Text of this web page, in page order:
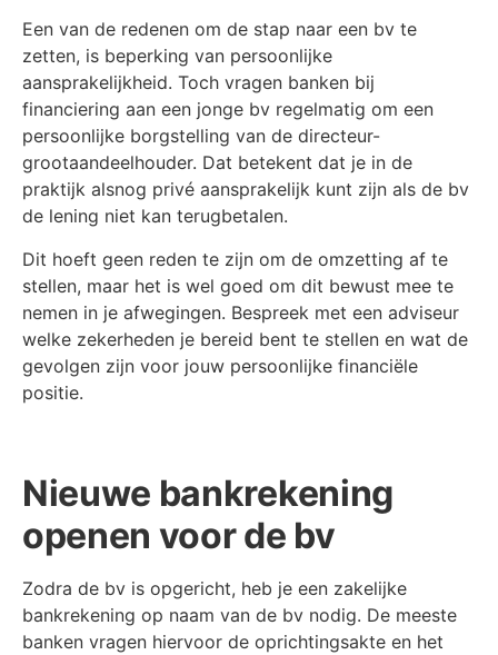
Een van de redenen om de stap naar een bv te
zetten, is beperking van persoonlijke
aansprakelijkheid. Toch vragen banken bij
financiering aan een jonge bv regelmatig om een
persoonlijke borgstelling van de directeur-
grootaandeelhouder. Dat betekent dat je in de
praktijk alsnog privé aansprakelijk kunt zijn als de bv
de lening niet kan terugbetalen.
Dit hoeft geen reden te zijn om de omzetting af te
stellen, maar het is wel goed om dit bewust mee te
nemen in je afwegingen. Bespreek met een adviseur
welke zekerheden je bereid bent te stellen en wat de
gevolgen zijn voor jouw persoonlijke financiële
positie.
Nieuwe bankrekening
openen voor de bv
Zodra de bv is opgericht, heb je een zakelijke
bankrekening op naam van de bv nodig. De meeste
banken vragen hiervoor de oprichtingsakte en het